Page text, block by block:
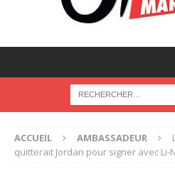
ACCUEIL AMBASSADEUR
quitterait Jordan pour signer avec Li-